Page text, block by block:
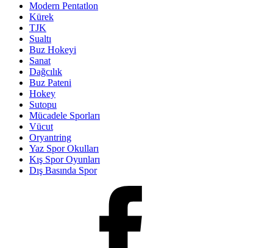
Modern Pentatlon
Kürek
TJK
Sualtı
Buz Hokeyi
Sanat
Dağcılık
Buz Pateni
Hokey
Sutopu
Mücadele Sporları
Vücut
Oryantring
Yaz Spor Okulları
Kış Spor Oyunları
Dış Basında Spor